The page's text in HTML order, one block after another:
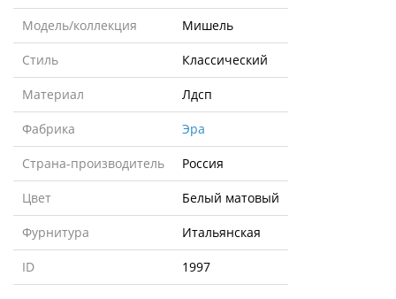
Модель/коллекция Мишель
Стиль Классический
Материал Лдсп
Фабрика Эра
Страна-производитель Россия
Цвет Белый матовый
Фурнитура Итальянская
ID 1997